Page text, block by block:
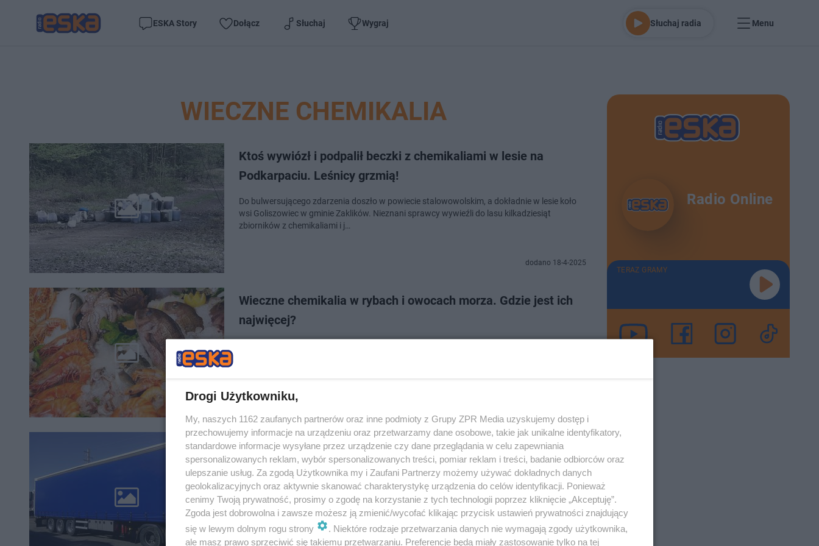
ESKA Story Dołącz Słuchaj Wygraj Słuchaj radia Menu
WIECZNE CHEMIKALIA
Ktoś wywiózł i podpalił beczki z chemikaliami w lesie na
Podkarpaciu. Leśnicy grzmią!
Do bulwersującego zdarzenia doszło w powiecie stalowowolskim, a dokładnie w lesie koło
wsi Goliszowiec w gminie Zaklików. Nieznani sprawcy wywieźli do lasu kilkadziesiąt
zbiorników z chemikaliami i j…
dodano 18-4-2025
Wieczne chemikalia w rybach i owocach morza. Gdzie jest ich
najwięcej?
Porzucona naczepa z chemikaliami przy Marino
Przy centrum handlowym Marino znaleziona została porzucona naczepa z
niezidentyfikowanymi chemikaliami. Na miejsce w celu zabezpieczenia terenu przyjechała
policja oraz straż pożarna. Próbki substanc…
dodano 13-4-2023
Radio Online
TERAZ GRAMY
Drogi Użytkowniku,
My, naszych 1162 zaufanych partnerów oraz inne podmioty z Grupy ZPR Media uzyskujemy dostęp i
przechowujemy informacje na urządzeniu oraz przetwarzamy dane osobowe, takie jak unikalne identyfikatory,
standardowe informacje wysyłane przez urządzenie czy dane przeglądania w celu zapewniania
spersonalizowanych reklam, wybór spersonalizowanych treści, pomiar reklam i treści, badanie odbiorców oraz
ulepszanie usług. Za zgodą Użytkownika my i Zaufani Partnerzy możemy używać dokładnych danych
geolokalizacyjnych oraz aktywnie skanować charakterystykę urządzenia do celów identyfikacji. Ponieważ
cenimy Twoją prywatność, prosimy o zgodę na korzystanie z tych technologii poprzez kliknięcie „Akceptuję”.
Zgoda jest dobrowolna i zawsze możesz ją zmienić/wycofać klikając przycisk ustawień prywatności znajdujący
się w lewym dolnym rogu strony
. Niektóre rodzaje przetwarzania danych nie wymagają zgody użytkownika,
ale masz prawo sprzeciwić się takiemu przetwarzaniu. Preferencje będą miały zastosowanie tylko na tej